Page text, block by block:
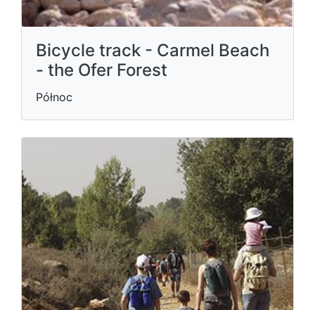
Bicycle track - Carmel Beach
- the Ofer Forest
Północ